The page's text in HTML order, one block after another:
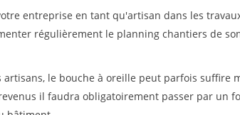
entreprise en tant qu'artisan dans les
régulièrement le planning chantiers de
artisans, le bouche à oreille peut parfois suffire
il faudra obligatoirement passer par un